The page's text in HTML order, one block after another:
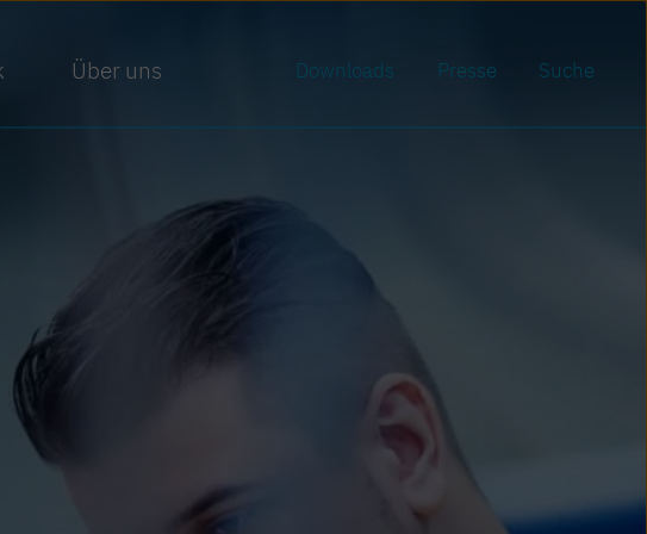
Über uns Downloads Presse Suche